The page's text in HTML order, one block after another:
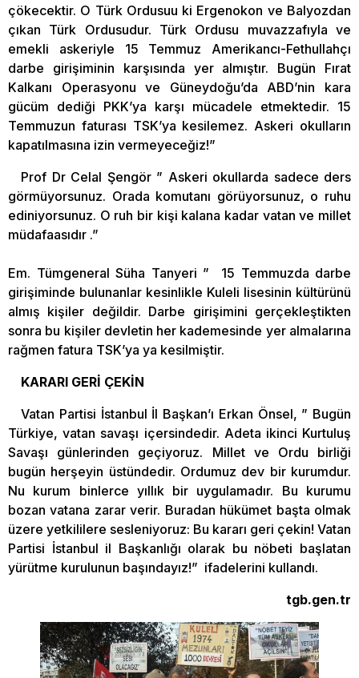
çökecektir. O Türk Ordusuu ki Ergenokon ve Balyozdan
çıkan Türk Ordusudur. Türk Ordusu muvazzafıyla ve
emekli askeriyle 15 Temmuz Amerikancı-Fethullahçı
darbe girişiminin karşısında yer almıştır. Bugün Fırat
Kalkanı Operasyonu ve Güneydoğu’da ABD’nin kara
gücüm dediği PKK’ya karşı mücadele etmektedir. 15
Temmuzun faturası TSK’ya kesilemez. Askeri okulların
kapatılmasına izin vermeyeceğiz!”
Prof Dr Celal Şengör ” Askeri okullarda sadece ders
görmüyorsunuz. Orada komutanı görüyorsunuz, o ruhu
ediniyorsunuz. O ruh bir kişi kalana kadar vatan ve millet
müdafaasıdır .”
Em. Tümgeneral Süha Tanyeri ” 15 Temmuzda darbe
girişiminde bulunanlar kesinlikle Kuleli lisesinin kültürünü
almış kişiler değildir. Darbe girişimini gerçekleştikten
sonra bu kişiler devletin her kademesinde yer almalarına
rağmen fatura TSK’ya ya kesilmiştir.
KARARI GERİ ÇEKİN
Vatan Partisi İstanbul İl Başkan’ı Erkan Önsel, ” Bugün
Türkiye, vatan savaşı içersindedir. Adeta ikinci Kurtuluş
Savaşı günlerinden geçiyoruz. Millet ve Ordu birliği
bugün herşeyin üstündedir. Ordumuz dev bir kurumdur.
Nu kurum binlerce yıllık bir uygulamadır. Bu kurumu
bozan vatana zarar verir. Buradan hükümet başta olmak
üzere yetkililere sesleniyoruz: Bu kararı geri çekin! Vatan
Partisi İstanbul il Başkanlığı olarak bu nöbeti başlatan
yürütme kurulunun başındayız!” ifadelerini kullandı.
tgb.gen.tr